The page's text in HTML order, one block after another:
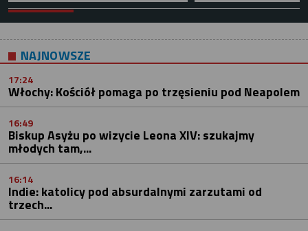
NAJNOWSZE
17:24
Włochy: Kościół pomaga po trzęsieniu pod Neapolem
16:49
Biskup Asyżu po wizycie Leona XIV: szukajmy
młodych tam,...
16:14
Indie: katolicy pod absurdalnymi zarzutami od
trzech...